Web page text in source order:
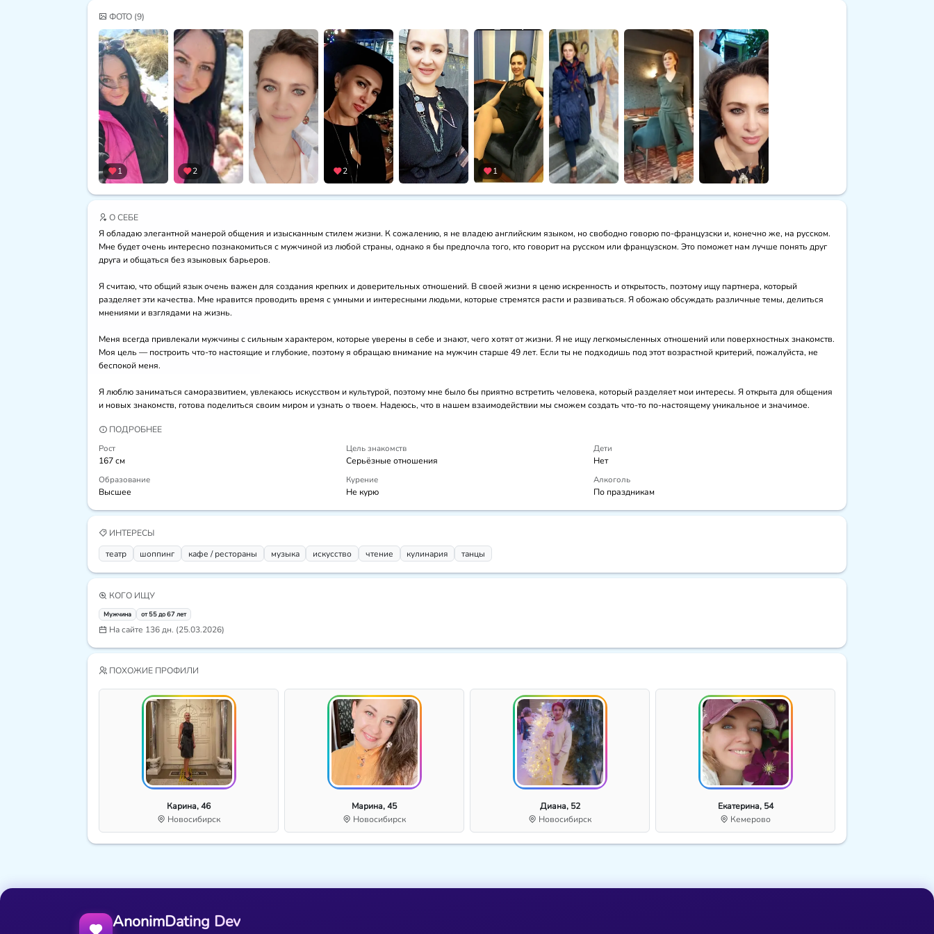
ФОТО (9)
1 2 2 1
О СЕБЕ
Я обладаю элегантной манерой общения и изысканным стилем жизни. К сожалению, я не владею английским языком, но свободно говорю по-французски и, конечно же, на русском.
Мне будет очень интересно познакомиться с мужчиной из любой страны, однако я бы предпочла того, кто говорит на русском или французском. Это поможет нам лучше понять друг
друга и общаться без языковых барьеров.
Я считаю, что общий язык очень важен для создания крепких и доверительных отношений. В своей жизни я ценю искренность и открытость, поэтому ищу партнера, который
разделяет эти качества. Мне нравится проводить время с умными и интересными людьми, которые стремятся расти и развиваться. Я обожаю обсуждать различные темы, делиться
мнениями и взглядами на жизнь.
Меня всегда привлекали мужчины с сильным характером, которые уверены в себе и знают, чего хотят от жизни. Я не ищу легкомысленных отношений или поверхностных знакомств.
Моя цель — построить что-то настоящие и глубокие, поэтому я обращаю внимание на мужчин старше 49 лет. Если ты не подходишь под этот возрастной критерий, пожалуйста, не
беспокой меня.
Я люблю заниматься саморазвитием, увлекаюсь искусством и культурой, поэтому мне было бы приятно встретить человека, который разделяет мои интересы. Я открыта для общения
и новых знакомств, готова поделиться своим миром и узнать о твоем. Надеюсь, что в нашем взаимодействии мы сможем создать что-то по-настоящему уникальное и значимое.
ПОДРОБНЕЕ
Рост
167 см
Цель знакомств
Серьёзные отношения
Дети
Нет
Образование
Высшее
Курение
Не курю
Алкоголь
По праздникам
ИНТЕРЕСЫ
театр
шоппинг кафе / рестораны музыка искусcтво чтение кулинария танцы
КОГО ИЩУ
Мужчина от 55 до 67 лет
На сайте 136 дн. (25.03.2026)
ПОХОЖИЕ ПРОФИЛИ
Карина, 46
Новосибирск
Марина, 45
Новосибирск
Диана, 52
Новосибирск
Екатерина, 54
Кемерово
AnonimDating Dev